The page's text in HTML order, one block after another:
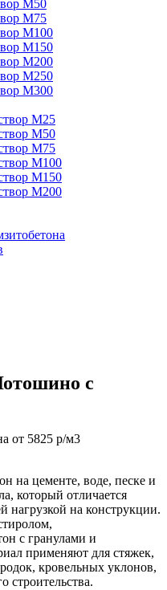
М50
М75
М100
М150
М200
М250
М300
М25
М50
М75
М100
М150
М200
с
от 5825 р/м3
на цементе, воде, песке и
который отличается
на конструкции.
с гранулами и
применяют для стяжек,
кровельных уклонов,
строительства.